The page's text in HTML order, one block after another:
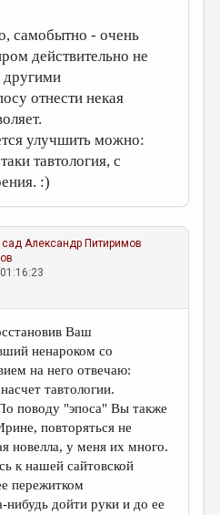
самобытно - очень
действительно не
другими
отнести некая
улучшить можно:
тавтология, с
:)
сад Александр Питиримов
Ваш
ненароком со
на него отвечаю:
тавтологии.
поводу "эпоса" Вы также
повторяться не
новелла, у меня их много.
к нашей сайтовской
пережитком
дойти руки и до ее